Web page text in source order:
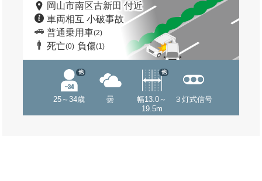
岡山市南区古新田 付近
車両相互 小破事故
普通乗用車(2)
死亡(0) 負傷(1)
25～34歳
他
曇
幅13.0～
19.5m
他
３灯式信号